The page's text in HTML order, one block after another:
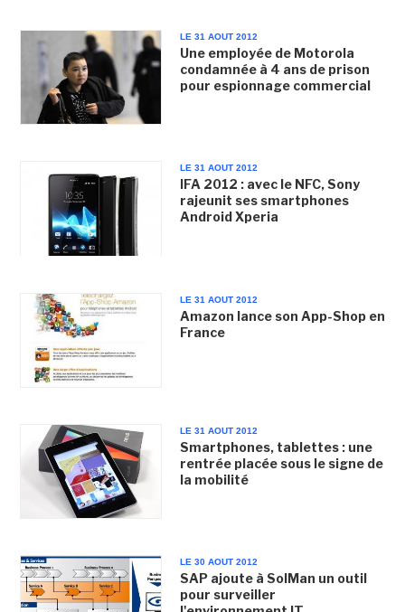
LE 31 AOUT 2012
Une employée de Motorola
condamnée à 4 ans de prison
pour espionnage commercial
LE 31 AOUT 2012
IFA 2012 : avec le NFC, Sony
rajeunit ses smartphones
Android Xperia
LE 31 AOUT 2012
Amazon lance son App-Shop en
France
LE 31 AOUT 2012
Smartphones, tablettes : une
rentrée placée sous le signe de
la mobilité
LE 30 AOUT 2012
SAP ajoute à SolMan un outil
pour surveiller